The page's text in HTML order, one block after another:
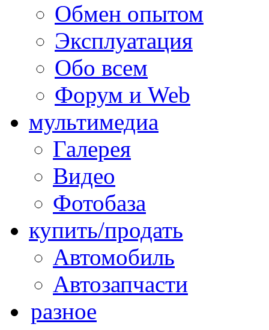
Обмен опытом
Эксплуатация
Обо всем
Форум и Web
мультимедиа
Галерея
Видео
Фотобаза
купить/продать
Автомобиль
Автозапчасти
разное